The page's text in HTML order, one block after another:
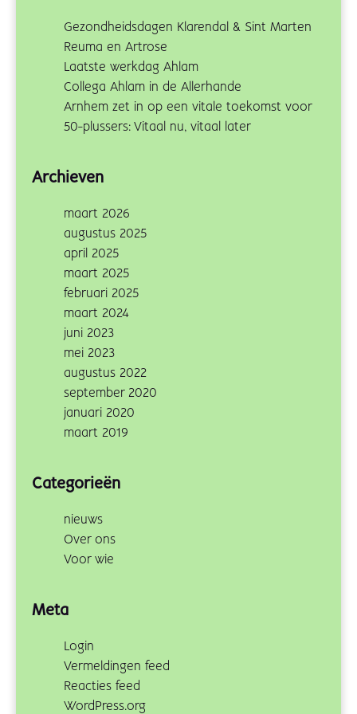
Gezondheidsdagen Klarendal & Sint Marten
Reuma en Artrose
Laatste werkdag Ahlam
Collega Ahlam in de Allerhande
Arnhem zet in op een vitale toekomst voor
50-plussers: Vitaal nu, vitaal later
Archieven
maart 2026
augustus 2025
april 2025
maart 2025
februari 2025
maart 2024
juni 2023
mei 2023
augustus 2022
september 2020
januari 2020
maart 2019
Categorieën
nieuws
Over ons
Voor wie
Meta
Login
Vermeldingen feed
Reacties feed
WordPress.org